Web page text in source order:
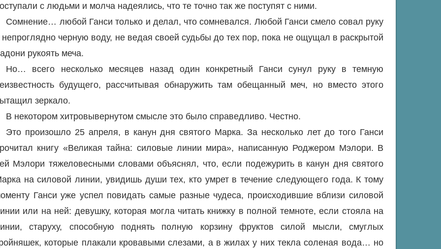
с людьми и молча надеялись, что те точно так же поступят с ними.
Сомнение… любой Ганси только и делал, что сомневался. Любой Ганси смело совал руку
непроглядно черную воду, не ведая своей судьбы до тех пор, пока не ощущал в раскрытой
рукоять меча.
Но… всего несколько месяцев назад один конкретный Ганси сунул руку в темную
будущего, рассчитывая обнаружить там обещанный меч, но вместо этого
зеркало.
В некотором хитровывернутом смысле это было справедливо. Честно.
Это произошло 25 апреля, в канун дня святого Марка. За несколько лет до того Ганси
книгу «Великая тайна: силовые линии мира», написанную Роджером Мэлори. В
Мэлори тяжеловесными словами объяснял, что, если подежурить в канун дня святого
на силовой линии, увидишь души тех, кто умрет в течение следующего года. К тому
Ганси уже успел повидать самые разные чудеса, происходившие вблизи силовой
или на ней: девушку, которая могла читать книжку в полной темноте, если стояла на
старуху, способную поднять полную корзину фруктов силой мысли, смуглых
которые плакали кровавыми слезами, а в жилах у них текла соленая вода… но